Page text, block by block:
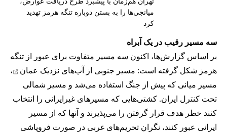
میانجی‌ها را به بستن دوباره تنگه هرمز تهدید
کرد
سه مسیر رقیب در یک آبراه
بر اساس گزارش‌ها، اکنون سه مسیر متفاوت برای عبور از تنگه
هرمز شکل گرفته است: مسیر جنوبی از
آب‌های نزدیک عمان
،
مسیر میانی که پیش از جنگ استفاده می‌شد و مسیر شمالی
تحت کنترل ایران. کشتی‌هایی که مسیرهای غیرایرانی را انتخاب
کنند خطر هدف قرار گرفتن را می‌پذیرند و آنها که از مسیر
ایرانی عبور کنند، نگران تحریم‌های غربی در صورت فروپاشی